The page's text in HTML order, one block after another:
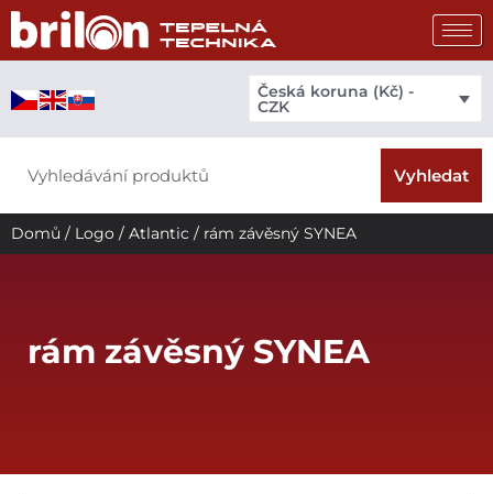
Přeskočit
obsah
Česká koruna (Kč) -
CZK
Vyhledat
Domů / Logo / Atlantic / rám závěsný SYNEA
rám závěsný SYNEA